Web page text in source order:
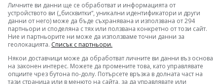
източник
Google поток.
Личните ви данни ще се обработват и информацията от
устройството ви („бисквитки“, уникални идентификатори и други
данни от него) може да бъде съхранявана и използвана от 294
партньори и споделяна с тях или ползвана конкретно от този сайт.
Ние и партньорите ни може да използваме точни данни за
геолокацията. Списък с партньори.
Някои доставчици може да обработват личните ви данни въз основа
на законен интерес. Можете да промените това, като управлявате
опциите чрез бутона по-долу. Потърсете връзка в долната част на
тази страница или в менюто на сайта, за да управлявате или